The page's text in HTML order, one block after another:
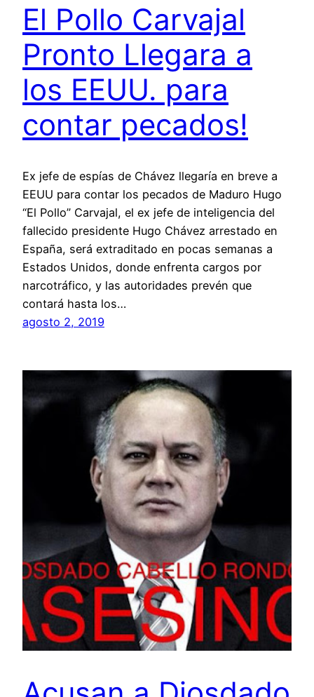
El Pollo Carvajal
Pronto Llegara a
los EEUU. para
contar pecados!
Ex jefe de espías de Chávez llegaría en breve a
EEUU para contar los pecados de Maduro Hugo
“El Pollo” Carvajal, el ex jefe de inteligencia del
fallecido presidente Hugo Chávez arrestado en
España, será extraditado en pocas semanas a
Estados Unidos, donde enfrenta cargos por
narcotráfico, y las autoridades prevén que
contará hasta los…
agosto 2, 2019